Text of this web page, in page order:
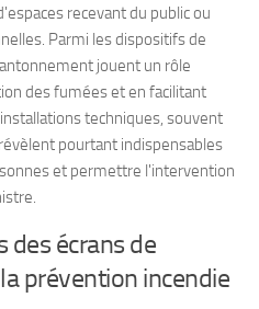
recevant du public ou
Parmi les dispositifs de
jouent un rôle
des fumées et en facilitant
techniques, souvent
pourtant indispensables
et permettre l'intervention
des écrans de
prévention incendie